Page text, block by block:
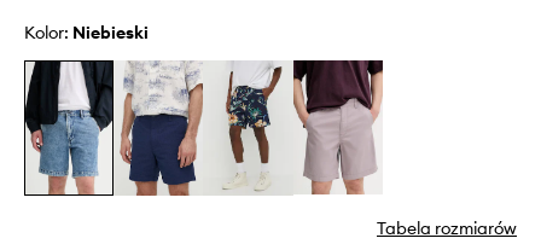
Kolor: niebieski
Tabela rozmiarów